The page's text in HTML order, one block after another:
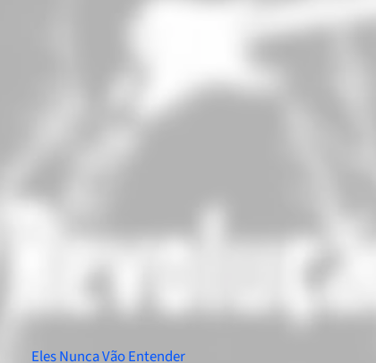
Eles Nunca Vão Entender